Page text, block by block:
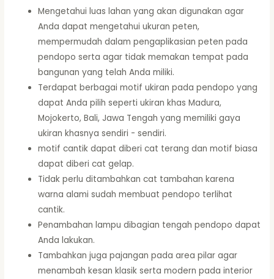
Mengetahui luas lahan yang akan digunakan agar
Anda dapat mengetahui ukuran peten,
mempermudah dalam pengaplikasian peten pada
pendopo serta agar tidak memakan tempat pada
bangunan yang telah Anda miliki.
Terdapat berbagai motif ukiran pada pendopo yang
dapat Anda pilih seperti ukiran khas Madura,
Mojokerto, Bali, Jawa Tengah yang memiliki gaya
ukiran khasnya sendiri - sendiri.
motif cantik dapat diberi cat terang dan motif biasa
dapat diberi cat gelap.
Tidak perlu ditambahkan cat tambahan karena
warna alami sudah membuat pendopo terlihat
cantik.
Penambahan lampu dibagian tengah pendopo dapat
Anda lakukan.
Tambahkan juga pajangan pada area pilar agar
menambah kesan klasik serta modern pada interior